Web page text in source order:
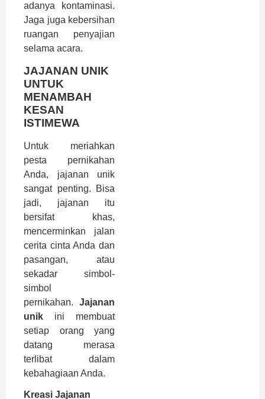
adanya kontaminasi.
Jaga juga kebersihan
ruangan penyajian
selama acara.
JAJANAN UNIK
UNTUK
MENAMBAH
KESAN
ISTIMEWA
Untuk meriahkan
pesta pernikahan
Anda, jajanan unik
sangat penting. Bisa
jadi, jajanan itu
bersifat khas,
mencerminkan jalan
cerita cinta Anda dan
pasangan, atau
sekadar simbol-
simbol
pernikahan. Jajanan
unik ini membuat
setiap orang yang
datang merasa
terlibat dalam
kebahagiaan Anda.
Kreasi Jajanan